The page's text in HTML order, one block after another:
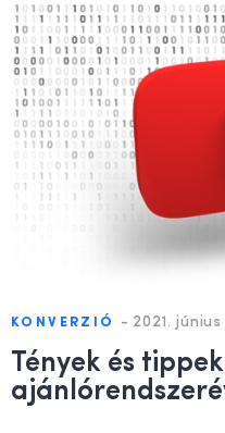
KONVERZIÓ - 2021. június
Tények és